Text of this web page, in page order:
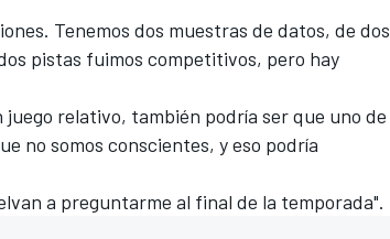
Tenemos dos muestras de datos, de dos
pistas fuimos competitivos, pero hay
relativo, también podría ser que uno de
no somos conscientes, y eso podría
a preguntarme al final de la temporada".